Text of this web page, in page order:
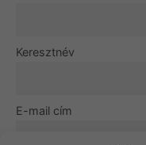
Keresztnév
E-mail cím